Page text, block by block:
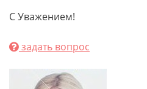
С Уважением!
задать вопрос